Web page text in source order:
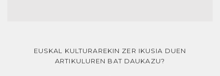
EUSKAL KULTURAREKIN ZER IKUSIA DUEN
ARTIKULUREN BAT DAUKAZU?